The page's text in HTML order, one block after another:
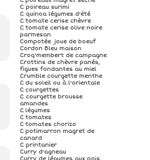
C poireau surimi
C quinoa légumes d'été
C tomate cerise chèvre
C tomate cerise olive noire
parmesan
Compotée joue de boeuf
Cordon Bleu maison
Croq'membert de campagne
Crottins de chèvre panés,
figues fondantes au miel
Crumble courgette menthe
C du soleil ou à l'orientale
C courgettes
C courgette brousse
amandes
C légumes
C tomates
C tomates chorizo
C potimarron magret de
canard
C printanier
Curry d'agneau